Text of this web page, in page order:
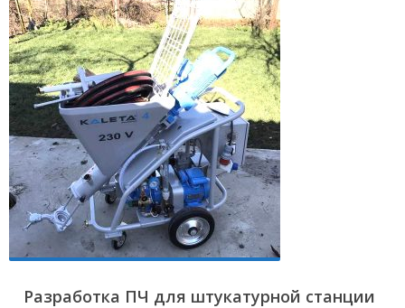
Разработка ПЧ для штукатурной станции